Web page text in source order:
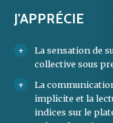
J'APPRÉCIE
La sensation de
collective sous
La
implicite et la
indices sur le